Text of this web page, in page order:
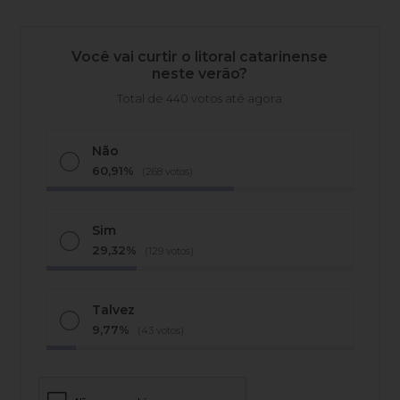
Você vai curtir o litoral catarinense
neste verão?
Total de 440 votos até agora
Não
60,91% (268 votos)
Sim
29,32% (129 votos)
Talvez
9,77% (43 votos)